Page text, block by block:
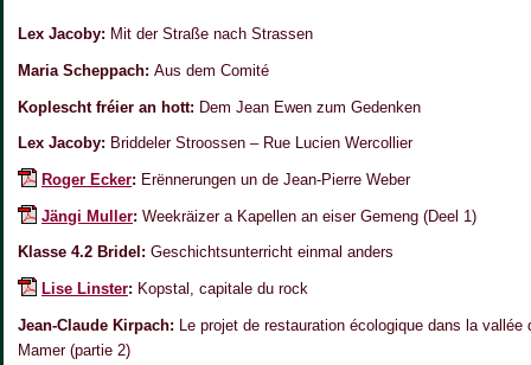
Lex Jacoby: Mit der Straße nach Strassen
Maria Scheppach: Aus dem Comité
Koplescht fréier an hott: Dem Jean Ewen zum Gedenken
Lex Jacoby: Briddeler Stroossen – Rue Lucien Wercollier
Roger Ecker: Erënnerungen un de Jean-Pierre Weber
Jängi Muller: Weekräizer a Kapellen an eiser Gemeng (Deel 1)
Klasse 4.2 Bridel: Geschichtsunterricht einmal anders
Lise Linster: Kopstal, capitale du rock
Jean-Claude Kirpach: Le projet de restauration écologique dans la vallée
Mamer (partie 2)